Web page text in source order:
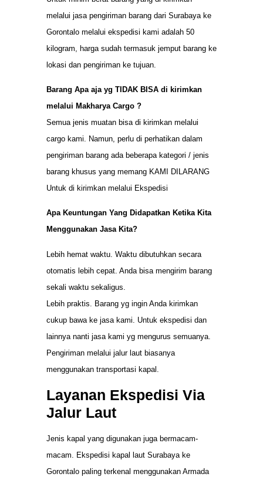
melalui jasa pengiriman barang dari Surabaya ke
Gorontalo melalui ekspedisi kami adalah 50
kilogram, harga sudah termasuk jemput barang ke
lokasi dan pengiriman ke tujuan.
Barang Apa aja yg TIDAK BISA di kirimkan
melalui Makharya Cargo ?
Semua jenis muatan bisa di kirimkan melalui
cargo kami. Namun, perlu di perhatikan dalam
pengiriman barang ada beberapa kategori / jenis
barang khusus yang memang KAMI DILARANG
Untuk di kirimkan melalui Ekspedisi
Apa Keuntungan Yang Didapatkan Ketika Kita
Menggunakan Jasa Kita?
Lebih hemat waktu. Waktu dibutuhkan secara
otomatis lebih cepat. Anda bisa mengirim barang
sekali waktu sekaligus.
Lebih praktis. Barang yg ingin Anda kirimkan
cukup bawa ke jasa kami. Untuk ekspedisi dan
lainnya nanti jasa kami yg mengurus semuanya.
Pengiriman melalui jalur laut biasanya
menggunakan transportasi kapal.
Layanan Ekspedisi Via
Jalur Laut
Jenis kapal yang digunakan juga bermacam-
macam. Ekspedisi kapal laut Surabaya ke
Gorontalo paling terkenal menggunakan Armada